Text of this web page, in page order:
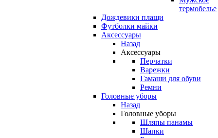
термобелье
Дождевики плащи
Футболки майки
Аксессуары
Назад
Аксессуары
Перчатки
Варежки
Гамаши для обуви
Ремни
Головные уборы
Назад
Головные уборы
Шляпы панамы
Шапки